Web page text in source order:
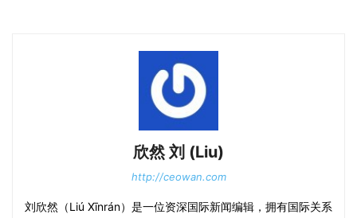
欣然 刘 (Liu)
http://ceowan.com
刘欣然（Liú Xīnrán）是一位资深国际新闻编辑，拥有国际关系